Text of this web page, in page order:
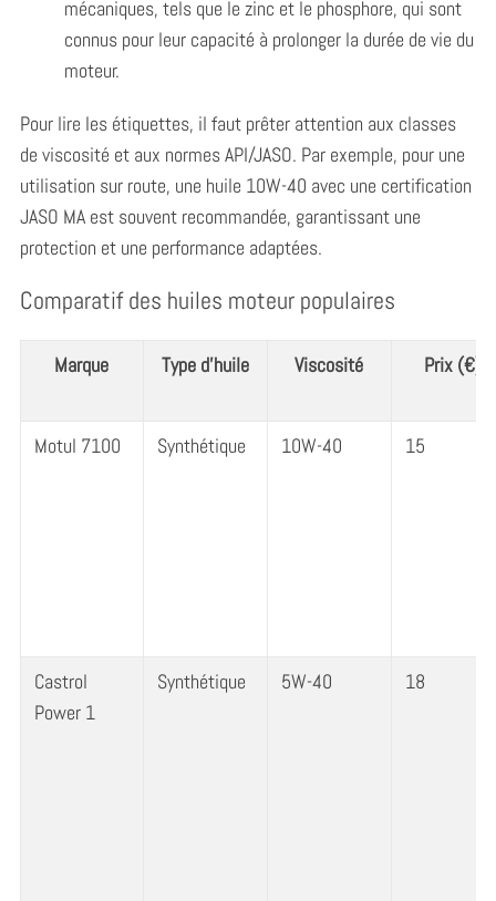
mécaniques, tels que le zinc et le phosphore, qui sont
connus pour leur capacité à prolonger la durée de vie du
moteur.
Pour lire les étiquettes, il faut prêter attention aux classes
de viscosité et aux normes API/JASO. Par exemple, pour une
utilisation sur route, une huile 10W-40 avec une certification
JASO MA est souvent recommandée, garantissant une
protection et une performance adaptées.
Comparatif des huiles moteur populaires
Marque Type d’huile Viscosité Prix (€)
Motul 7100 Synthétique 10W-40 15
Castrol
Power 1
Synthétique 5W-40 18